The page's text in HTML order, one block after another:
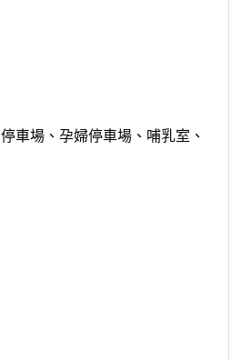
車場、孕婦停車場、哺乳室、